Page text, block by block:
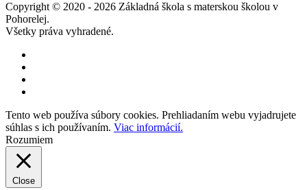
Copyright © 2020 - 2026 Základná škola s materskou školou v
Pohorelej.
Všetky práva vyhradené.
Tento web používa súbory cookies. Prehliadaním webu vyjadrujete
súhlas s ich používaním. Viac informácií.
Rozumiem
Close